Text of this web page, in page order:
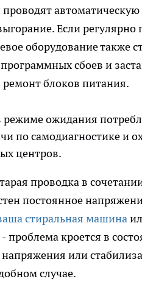
автоматическую
Если регулярно
оборудование также
сбоев и
ремонт блоков питания.
режиме ожидания
по самодиагностике и
центров.
проводка в
постоянное
стиральная машина
кроется в
или
случае.